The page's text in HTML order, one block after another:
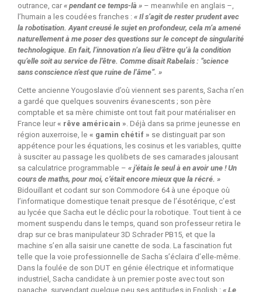
outrance, car « pendant ce temps-là » – meanwhile en anglais –,
l’humain a les coudées franches : « Il s’agit de rester prudent avec
la robotisation. Ayant creusé le sujet en profondeur, cela m’a amené
naturellement à me poser des questions sur le concept de singularité
technologique. En fait, l’innovation n’a lieu d’être qu’à la condition
qu’elle soit au service de l’être. Comme disait Rabelais : “science
sans conscience n’est que ruine de l’âme”. »
Cette ancienne Yougoslavie d’où viennent ses parents, Sacha n’en
a gardé que quelques souvenirs évanescents ; son père
comptable et sa mère chimiste ont tout fait pour matérialiser en
France leur « rêve américain ». Déjà dans sa prime jeunesse en
région auxerroise, le « gamin chétif » se distinguait par son
appétence pour les équations, les cosinus et les variables, quitte
à susciter au passage les quolibets de ses camarades jalousant
sa calculatrice programmable – « j’étais le seul à en avoir une ! Un
cours de maths, pour moi, c’était encore mieux que la récré. »
Bidouillant et codant sur son Commodore 64 à une époque où
l’informatique domestique tenait presque de l’ésotérique, c’est
au lycée que Sacha eut le déclic pour la robotique. Tout tient à ce
moment suspendu dans le temps, quand son professeur retira le
drap sur ce bras manipulateur 3D Schrader PB15, et que la
machine s’en alla saisir une canette de soda. La fascination fut
telle que la voie professionnelle de Sacha s’éclaira d’elle-même.
Dans la foulée de son DUT en génie électrique et informatique
industriel, Sacha candidate à un premier poste avec tout son
panache, survendant quelque peu ses aptitudes in English : « Le